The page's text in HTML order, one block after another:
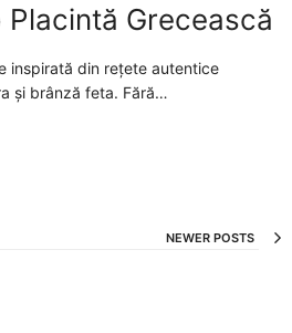
Grecească
inspirată din rețete autentice
și brânză feta. Fără…
NEWER POSTS